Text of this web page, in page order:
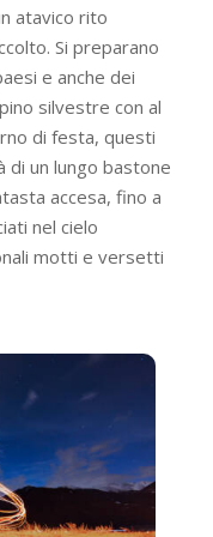
atavico rito
Si preparano
e anche dei
silvestre con al
di festa, questi
di un lungo bastone
accesa, fino a
nel cielo
motti e versetti